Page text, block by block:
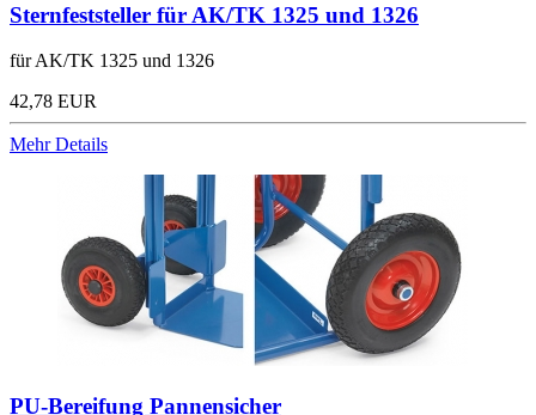
Sternfeststeller für AK/TK 1325 und 1326
für AK/TK 1325 und 1326
42,78 EUR
Mehr Details
PU-Bereifung Pannensicher